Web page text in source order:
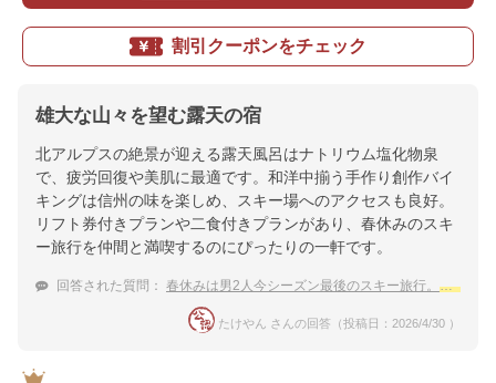
割引クーポンをチェック
雄大な山々を望む露天の宿
北アルプスの絶景が迎える露天風呂はナトリウム塩化物泉
で、疲労回復や美肌に最適です。和洋中揃う手作り創作バイ
キングは信州の味を楽しめ、スキー場へのアクセスも良好。
リフト券付きプランや二食付きプランがあり、春休みのスキ
ー旅行を仲間と満喫するのにぴったりの一軒です。
回答された質問： 春休みは男2人今シーズン最後のスキー旅行。 白馬姫川
たけやん さんの回答（投稿日：2026/4/30 ）